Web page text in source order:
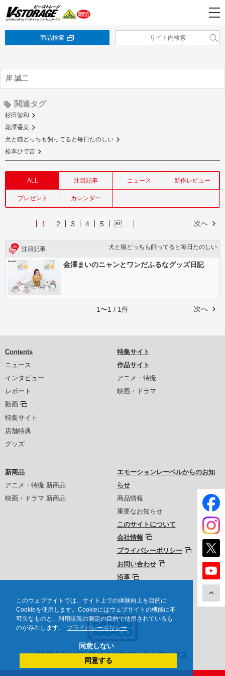
このウェブサイトでは、サイト上での体験向上を目的に
Cookieを使用します。Cookieにはウェブサイトの機能に不
可欠なものと、利用状況の測定の目的で使用されているも
のが存在します。
プライバシーポリシー
同意しない
同意する
商品検索
岸 誠二
関連タグ
杉田智和
花澤香菜
犬と猫どっちも飼ってると毎日たのしい
松本ひで吉
ALL 注目記事 ニュース 新作レビュー
プレゼント カレンダー
次へ
1 2 3 4 5 …
注目記事 犬と猫どっちも飼ってると毎日たのしい
金澤まいのニャンとワンだふるなグッズ日記
次へ
1〜1 / 1件
Contents
ニュース
インタビュー
レポート
動画
特集サイト
店舗特典
グッズ
特集サイト
作品サイト
アニメ・特撮
映画・ドラマ
新商品
アニメ・特撮 新商品
映画・ドラマ 新商品
エモーションレーベルからのお知
らせ
商品情報
重要なお知らせ
このサイトについて
会社情報
プライバシーポリシー
お問い合わせ
沿革